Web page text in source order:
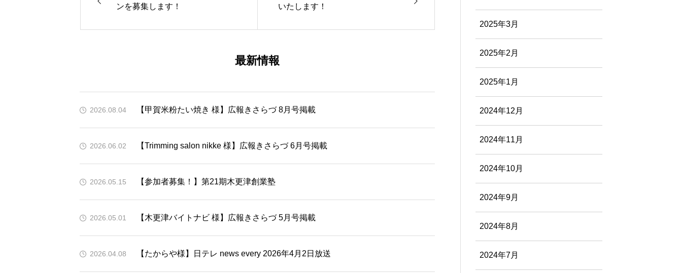
ンを募集します！
いたします！
最新情報
2026.08.04 【甲賀米粉たい焼き 様】広報きさらづ 8月号掲載
2026.06.02 【Trimming salon nikke 様】広報きさらづ 6月号掲載
2026.05.15 【参加者募集！】第21期木更津創業塾
2026.05.01 【木更津バイトナビ 様】広報きさらづ 5月号掲載
2026.04.08 【たからや様】日テレ news every 2026年4月2日放送
2025年3月
2025年2月
2025年1月
2024年12月
2024年11月
2024年10月
2024年9月
2024年8月
2024年7月